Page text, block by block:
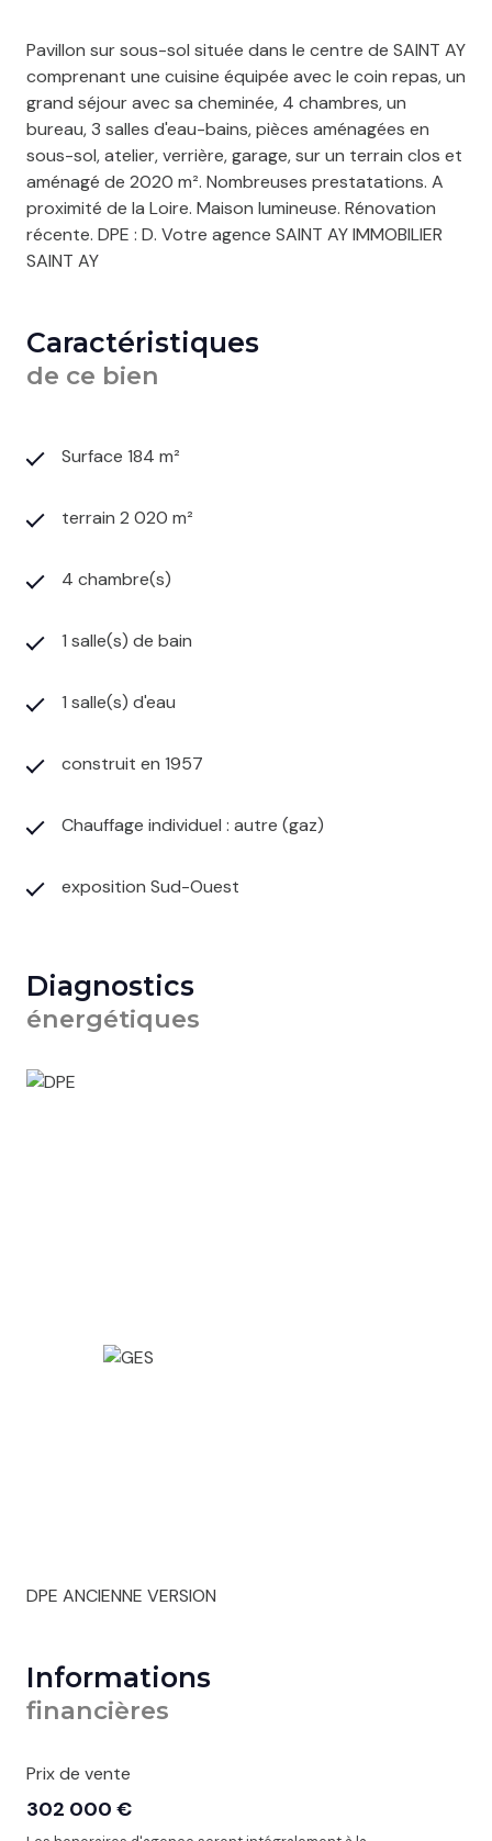
Pavillon sur sous-sol située dans le centre de SAINT AY
comprenant une cuisine équipée avec le coin repas, un
grand séjour avec sa cheminée, 4 chambres, un
bureau, 3 salles d'eau-bains, pièces aménagées en
sous-sol, atelier, verrière, garage, sur un terrain clos et
aménagé de 2020 m². Nombreuses prestatations. A
proximité de la Loire. Maison lumineuse. Rénovation
récente. DPE : D. Votre agence SAINT AY IMMOBILIER
SAINT AY
Caractéristiques
de ce bien
Surface 184 m²
terrain 2 020 m²
4 chambre(s)
1 salle(s) de bain
1 salle(s) d'eau
construit en 1957
Chauffage individuel : autre (gaz)
exposition Sud-Ouest
Diagnostics
énergétiques
DPE ANCIENNE VERSION
Informations
financières
Prix de vente
302 000 €